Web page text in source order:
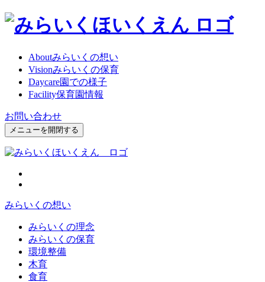
Aboutみらいくの想い
Visionみらいくの保育
Daycare園での様子
Facility保育園情報
お問い合わせ
メニューを開閉する
みらいくの想い
みらいくの理念
みらいくの保育
環境整備
木育
食育